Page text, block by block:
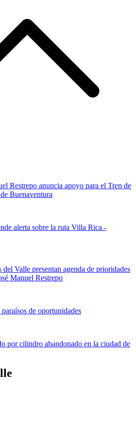
Restrepo anuncia apoyo para el Tren de
Buenaventura
alerta sobre la ruta Villa Rica -
Valle presentan agenda de prioridades
Manuel Restrepo
de oportunidades
por cilindro abandonado en la ciudad de